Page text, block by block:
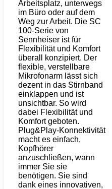
Arbeitsplatz, unterwegs
im Büro oder auf dem
Weg zur Arbeit. Die SC
100-Serie von
Sennheiser ist für
Flexibilität und Komfort
überall konzipiert. Der
flexible, verstellbare
Mikrofonarm lässt sich
dezent in das Stirnband
einklappen und ist
unsichtbar. So wird
dabei Flexibilität und
Komfort geboten.
Plug&Play-Konnektivität
macht es einfach,
Kopfhörer
anzuschließen, wann
immer Sie sie
benötigen. Sie sind
dank eines innovativen,